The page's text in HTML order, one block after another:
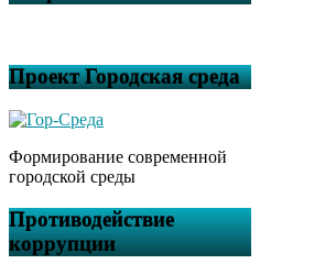
Проект Городская среда
Формирование современной
городской среды
Противодействие
коррупции